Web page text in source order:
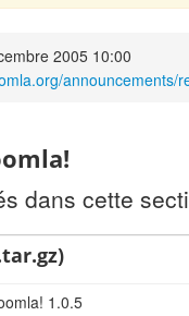
2005 10:00
dans cette
1.0.5